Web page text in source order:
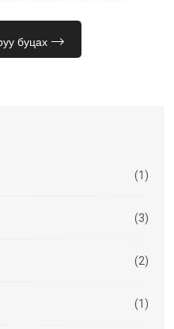
буцах
(1)
(3)
(2)
(1)